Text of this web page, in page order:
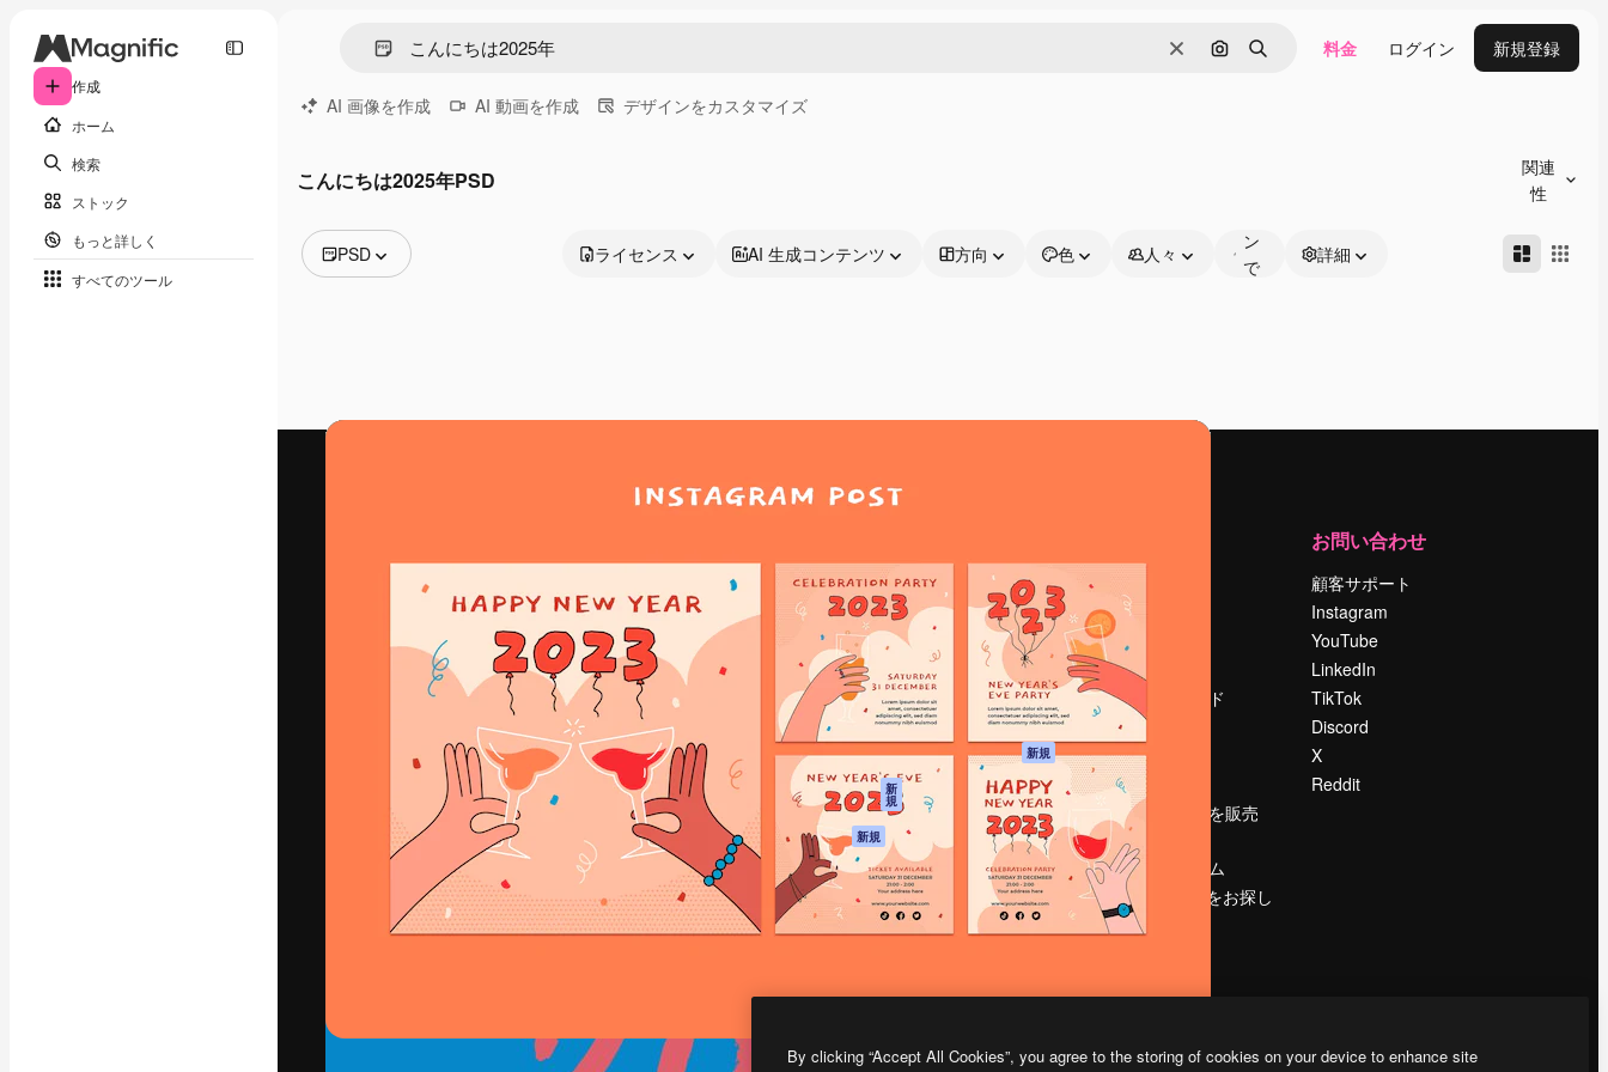
作成
ホーム
検索
ストック
もっと詳しく
すべてのツール
消去 画像で検索
検索 料金 ログイン 新規登録
AI 画像を作成 AI 動画を作成 デザインをカスタマイズ
こんにちは2025年PSD
関連
性
PSD
動画
ライセンス AI 生成コンテンツ 方向 色 人々
ン
で
詳細
最高のクリエイティブ制作を導くためのプラ
ットフォーム。クリエイター、企業、代理
店、スタジオを含む100万人以上が利用して
います。
日本語
Spaces
AI アシスタント
AI 画像生成ツール
AI 動画生成ツール
AI 音声合成ツール
ストックコンテン
Claude/ChatGPT
向けMCP
新
規
エージェント 新規
API
モバイルアプリ
すべてのMagnificツ
Academy
ドキュメント
サポート
利用規約
プライバシーポリ
オリジナル 新規
クッキーポリシー
トラストセンター
アフィリエイト
法人向け
会社概要
Reviews
採用情報
検索トレンド
ブログ
イベント
Slidesgo
コンテンツを販売
する
プレスルーム
magnific.aiをお探し
ですか？
お問い合わせ
顧客サポート
Instagram
YouTube
LinkedIn
TikTok
Discord
X
Reddit
By clicking “Accept All Cookies”, you agree to the storing of cookies on your device to enhance site